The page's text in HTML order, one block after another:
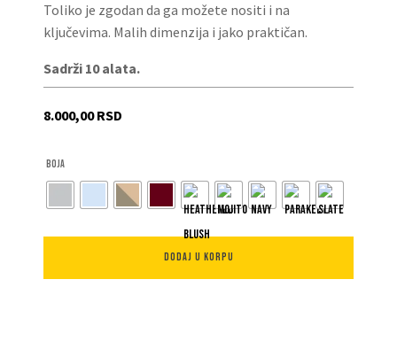
Toliko je zgodan da ga možete nositi i na
ključevima. Malih dimenzija i jako praktičan.
Sadrži 10 alata.
8.000,00RSD
Boja
DODAJ U KORPU